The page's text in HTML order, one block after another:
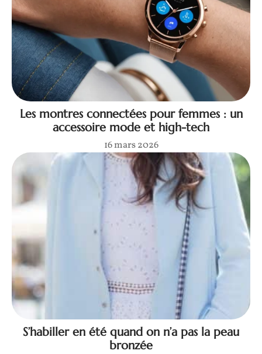
Les montres connectées pour femmes : un
accessoire mode et high-tech
16 mars 2026
S’habiller en été quand on n’a pas la peau
bronzée